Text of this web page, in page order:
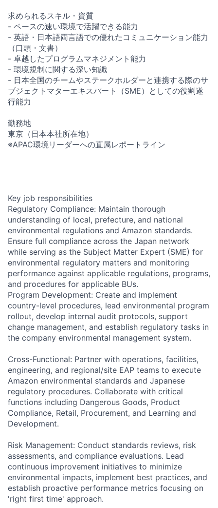
求められるスキル・資質
- ペースの速い環境で活躍できる能力
- 英語・日本語両言語での優れたコミュニケーション能力
（口頭・文書）
- 卓越したプログラムマネジメント能力
- 環境規制に関する深い知識
- 日本全国のチームやステークホルダーと連携する際のサ
ブジェクトマターエキスパート（SME）としての役割遂
行能力
勤務地
東京（日本本社所在地）
※APAC環境リーダーへの直属レポートライン
Key job responsibilities
Regulatory Compliance: Maintain thorough
understanding of local, prefecture, and national
environmental regulations and Amazon standards.
Ensure full compliance across the Japan network
while serving as the Subject Matter Expert (SME) for
environmental regulatory matters and monitoring
performance against applicable regulations, programs,
and procedures for applicable BUs.
Program Development: Create and implement
country-level procedures, lead environmental program
rollout, develop internal audit protocols, support
change management, and establish regulatory tasks in
the company environmental management system.
Cross-Functional: Partner with operations, facilities,
engineering, and regional/site EAP teams to execute
Amazon environmental standards and Japanese
regulatory procedures. Collaborate with critical
functions including Dangerous Goods, Product
Compliance, Retail, Procurement, and Learning and
Development.
Risk Management: Conduct standards reviews, risk
assessments, and compliance evaluations. Lead
continuous improvement initiatives to minimize
environmental impacts, implement best practices, and
establish proactive performance metrics focusing on
'right first time' approach.